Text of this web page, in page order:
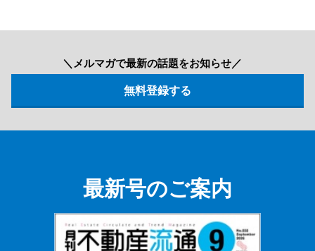
＼メルマガで最新の話題をお知らせ／
最新号のご案内